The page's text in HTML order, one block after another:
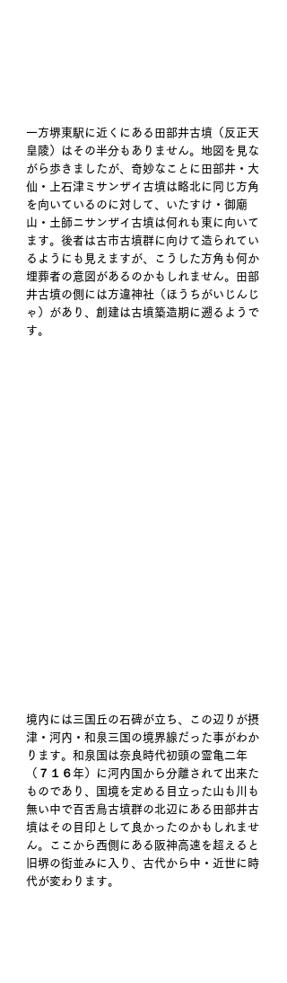
一方堺東駅に近くにある田部井古墳（反正天
皇陵）はその半分もありません。地図を見な
がら歩きましたが、奇妙なことに田部井・大
仙・上石津ミサンザイ古墳は略北に同じ方角
を向いているのに対して、いたすけ・御廟
山・土師ニサンザイ古墳は何れも東に向いて
ます。後者は古市古墳群に向けて造られてい
るようにも見えますが、こうした方角も何か
埋葬者の意図があるのかもしれません。田部
井古墳の側には方違神社（ほうちがいじんじ
ゃ）があり、創建は古墳築造期に遡るようで
す。
境内には三国丘の石碑が立ち、この辺りが摂
津・河内・和泉三国の境界線だった事がわか
ります。和泉国は奈良時代初頭の霊亀二年
（７１６年）に河内国から分離されて出来た
ものであり、国境を定める目立った山も川も
無い中で百舌鳥古墳群の北辺にある田部井古
墳はその目印として良かったのかもしれませ
ん。ここから西側にある阪神高速を超えると
旧堺の街並みに入り、古代から中・近世に時
代が変わります。